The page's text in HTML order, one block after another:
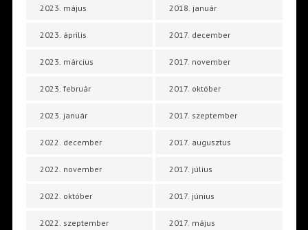
2023. május
2023. április
2023. március
2023. február
2023. január
2022. december
2022. november
2022. október
2022. szeptember
2018. január
2017. december
2017. november
2017. október
2017. szeptember
2017. augusztus
2017. július
2017. június
2017. május